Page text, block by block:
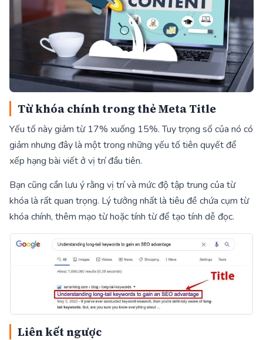
Từ khóa chính trong thẻ Meta Title
Yếu tố này giảm từ 17% xuống 15%. Tuy trọng số của nó có
giảm nhưng đây là một trong những yếu tố tiên quyết để
xếp hạng bài viết ở vị trí đầu tiên.
Bạn cũng cần lưu ý rằng vị trí và mức độ tập trung của từ
khóa là rất quan trọng. Lý tưởng nhất là tiêu đề chứa cụm từ
khóa chính, thêm mạo từ hoặc tính từ để tạo tính dễ đọc.
Liên kết ngược